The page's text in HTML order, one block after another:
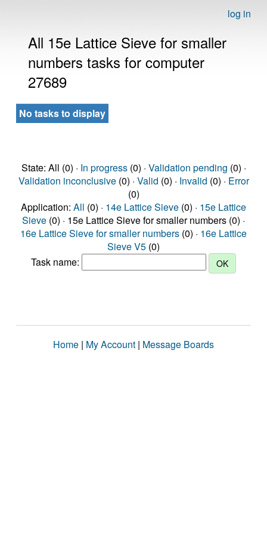
log in
All 15e Lattice Sieve for smaller
numbers tasks for computer
27689
No tasks to display
State: All (0) · In progress(0) · Validation pending (0) ·
Validation inconclusive(0) · Valid (0) · Invalid (0) · Error
(0)
Application: All (0) · 14e Lattice Sieve (0) · 15e Lattice
Sieve (0) · 15e Lattice Sieve for smaller numbers (0) ·
16e Lattice Sieve for smaller numbers (0) · 16e Lattice
Sieve V5 (0)
Task name:
Home | My Account | Message Boards